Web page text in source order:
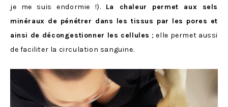
je me suis endormie !). La chaleur permet aux sels
minéraux de pénétrer dans les tissus par les pores et
ainsi de décongestionner les cellules ; elle permet aussi
de faciliter la circulation sanguine.